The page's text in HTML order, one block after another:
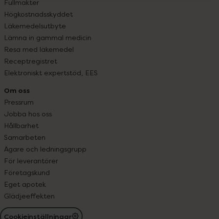
Fullmakter
Högkostnadsskyddet
Läkemedelsutbyte
Lämna in gammal medicin
Resa med läkemedel
Receptregistret
Elektroniskt expertstöd, EES
Om oss
Pressrum
Jobba hos oss
Hållbarhet
Samarbeten
Ägare och ledningsgrupp
För leverantörer
Företagskund
Eget apotek
Glädjeeffekten
Cookieinställningar